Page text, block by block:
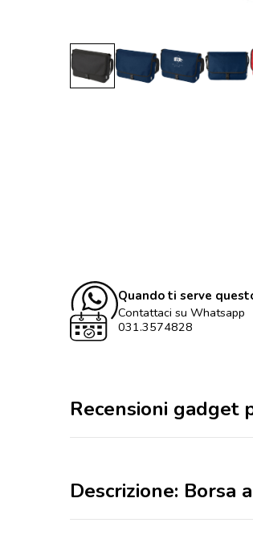
Quando ti serve
Contattaci su Whatsapp
031.3574828
Recensioni gadget
Descrizione: Borsa